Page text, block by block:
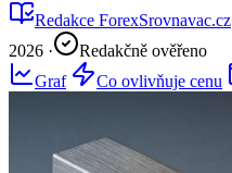
Redakce ForexSrovnavac.cz
2026 ·
Redakčně ověřeno
Graf
Co ovlivňuje cenu